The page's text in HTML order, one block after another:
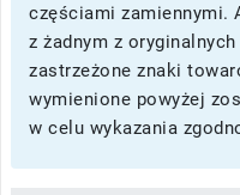
częściami zamiennymi.
z żadnym z
zastrzeżone znaki
wymienione powyżej
w celu wykazania